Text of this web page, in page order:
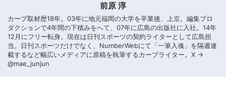
前原 淳
カープ取材歴18年。03年に地元福岡の大学を卒業後、上京。編集プロ
ダクションで4年間の下積みをへて、07年に広島の出版社に入社。14年
12月にフリー転身。現在は日刊スポーツの契約ライターとして広島担
当。日刊スポーツだけでなく、NumberWebにて「一筆入魂」を隔週連
載するなど幅広いメディアに原稿を執筆するカープライター。X →
@mae_junjun